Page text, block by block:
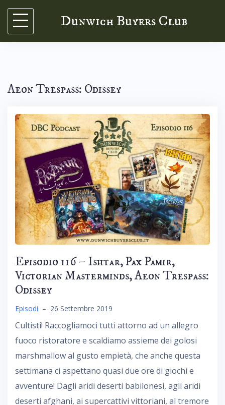
Skip
content
Dunwich Buyers Club
Aeon Trespass: Odissey
Episodio 116 – Ishtar, Pax Pamir,
Victorian Masterminds, Aeon Trespass:
Odissey
Episodi – 26 Settembre 2019
Cultisti! Raccogliamoci tutti attorno ad un allegro
fuoco ristoratore e scaldiamo assieme dei golosi
marshmallow al gusto empietà, che anche questa
settimana ci aspettano quasi due ore di giochi e
avventure! Dagli aridi deserti babilonesi, agli aridi
deserti afghani, ai supercattivi vittoriani, al tremore